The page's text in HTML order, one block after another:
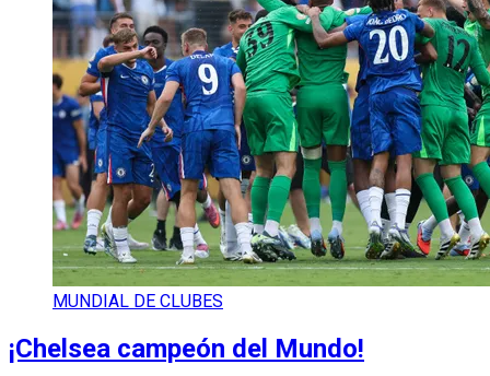
MUNDIAL DE CLUBES
¡Chelsea campeón del Mundo!